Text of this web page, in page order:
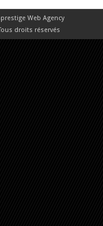
Web Agency
droits réservés